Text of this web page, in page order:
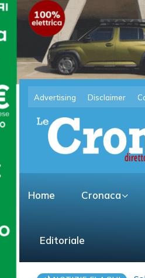
Advertising Disclaimer
Home Cronaca
Editoriale